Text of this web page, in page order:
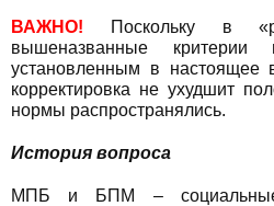
ВАЖНО!
Поскольку в
вышеназванные критерии
установленным в настоящее
корректировка не ухудшит
нормы распространялись.
История вопроса
МПБ и БПМ – социальные